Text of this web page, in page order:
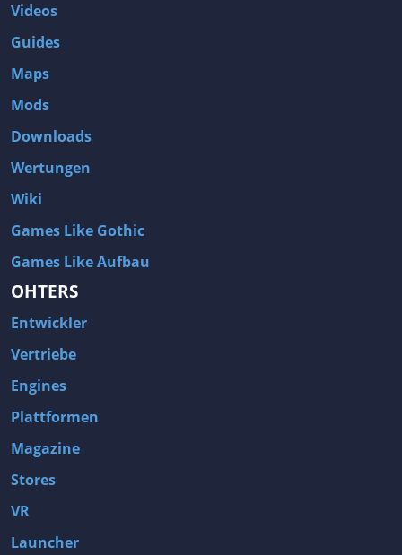
Videos
Guides
Maps
Mods
Downloads
Wertungen
Wiki
Games Like Gothic
Games Like Aufbau
OHTERS
Entwickler
Vertriebe
Engines
Plattformen
Magazine
Stores
VR
Launcher